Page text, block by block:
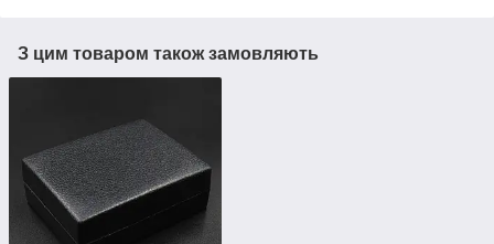
З цим товаром також замовляють